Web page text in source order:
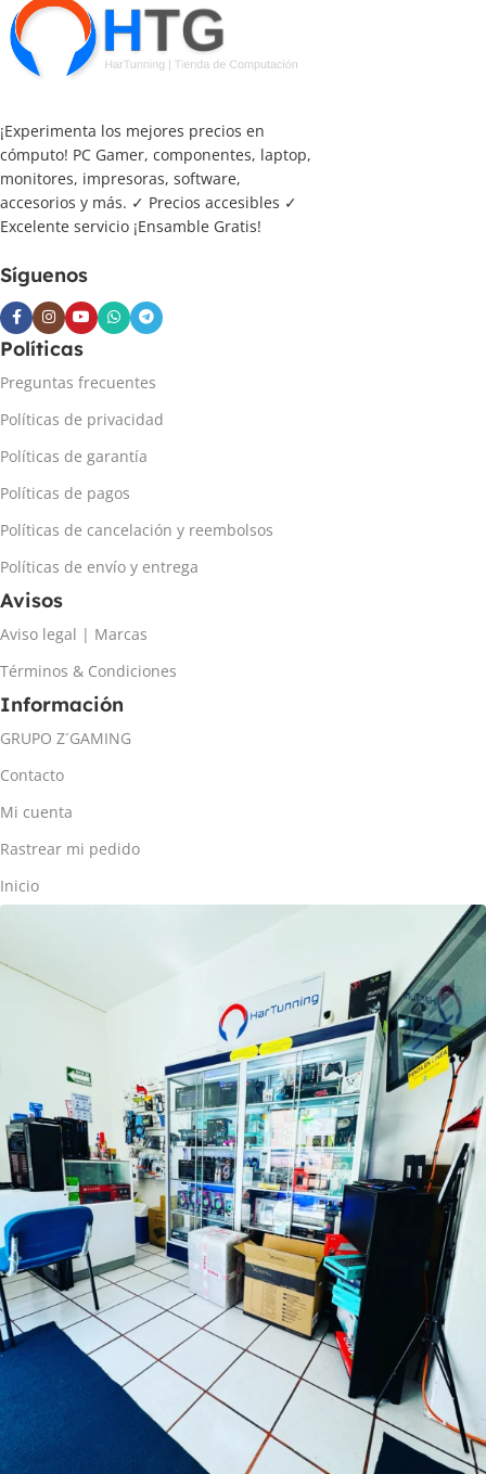
¡Experimenta los mejores precios en
cómputo! PC Gamer, componentes, laptop,
monitores, impresoras, software,
accesorios y más. ✓ Precios accesibles ✓
Excelente servicio ¡Ensamble Gratis!
Síguenos
Políticas
Preguntas frecuentes
Políticas de privacidad
Políticas de garantía
Políticas de pagos
Políticas de cancelación y reembolsos
Políticas de envío y entrega
Avisos
Aviso legal | Marcas
Términos & Condiciones
Información
GRUPO Z´GAMING
Contacto
Mi cuenta
Rastrear mi pedido
Inicio